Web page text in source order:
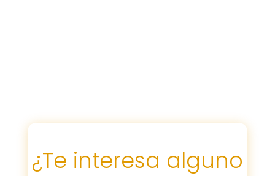
¿Te interesa alguno